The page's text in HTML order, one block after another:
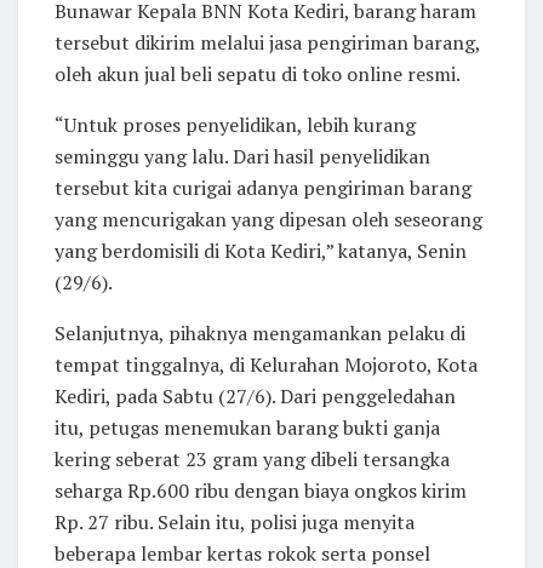
Bunawar Kepala BNN Kota Kediri, barang haram
tersebut dikirim melalui jasa pengiriman barang,
oleh akun jual beli sepatu di toko online resmi.
“Untuk proses penyelidikan, lebih kurang
seminggu yang lalu. Dari hasil penyelidikan
tersebut kita curigai adanya pengiriman barang
yang mencurigakan yang dipesan oleh seseorang
yang berdomisili di Kota Kediri,” katanya, Senin
(29/6).
Selanjutnya, pihaknya mengamankan pelaku di
tempat tinggalnya, di Kelurahan Mojoroto, Kota
Kediri, pada Sabtu (27/6). Dari penggeledahan
itu, petugas menemukan barang bukti ganja
kering seberat 23 gram yang dibeli tersangka
seharga Rp.600 ribu dengan biaya ongkos kirim
Rp. 27 ribu. Selain itu, polisi juga menyita
beberapa lembar kertas rokok serta ponsel